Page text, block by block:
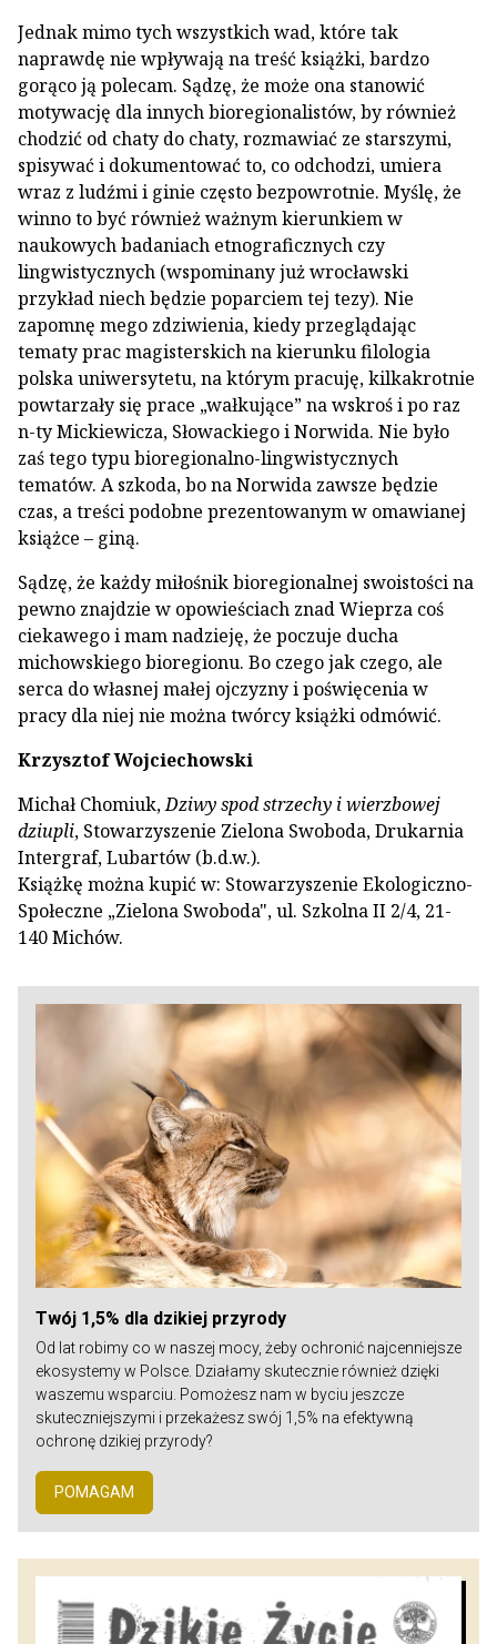
Jednak mimo tych wszystkich wad, które tak
naprawdę nie wpływają na treść książki, bardzo
gorąco ją polecam. Sądzę, że może ona stanowić
motywację dla innych bioregionalistów, by również
chodzić od chaty do chaty, rozmawiać ze starszymi,
spisywać i dokumentować to, co odchodzi, umiera
wraz z ludźmi i ginie często bezpowrotnie. Myślę, że
winno to być również ważnym kierunkiem w
naukowych badaniach etnograficznych czy
lingwistycznych (wspominany już wrocławski
przykład niech będzie poparciem tej tezy). Nie
zapomnę mego zdziwienia, kiedy przeglądając
tematy prac magisterskich na kierunku filologia
polska uniwersytetu, na którym pracuję, kilkakrotnie
powtarzały się prace „wałkujące” na wskroś i po raz
n-ty Mickiewicza, Słowackiego i Norwida. Nie było
zaś tego typu bioregionalno-lingwistycznych
tematów. A szkoda, bo na Norwida zawsze będzie
czas, a treści podobne prezentowanym w omawianej
książce – giną.
Sądzę, że każdy miłośnik bioregionalnej swoistości na
pewno znajdzie w opowieściach znad Wieprza coś
ciekawego i mam nadzieję, że poczuje ducha
michowskiego bioregionu. Bo czego jak czego, ale
serca do własnej małej ojczyzny i poświęcenia w
pracy dla niej nie można twórcy książki odmówić.
Krzysztof Wojciechowski
Michał Chomiuk,Dziwy spod strzechy i wierzbowej
dziupli, Stowarzyszenie Zielona Swoboda, Drukarnia
Intergraf, Lubartów (b.d.w.).
Książkę można kupić w: Stowarzyszenie Ekologiczno-
Społeczne „Zielona Swoboda", ul. Szkolna II 2/4, 21-
140 Michów.
Twój 1,5% dla dzikiej przyrody
Od lat robimy co w naszej mocy, żeby ochronić najcenniejsze
ekosystemy w Polsce. Działamy skutecznie również dzięki
waszemu wsparciu. Pomożesz nam w byciu jeszcze
skuteczniejszymi i przekażesz swój 1,5% na efektywną
ochronę dzikiej przyrody?
POMAGAM